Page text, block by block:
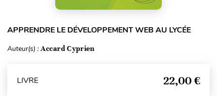
APPRENDRE LE DÉVELOPPEMENT WEB AU LYCÉE
Auteur(s) :Accard Cyprien
LIVRE 22,00 €